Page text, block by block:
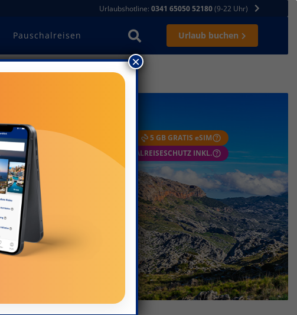
Urlaubshotline: 0341 65050 52180(9-22 Uhr)
Pauschalreisen Urlaub buchen
FLEXIBEL STORNIEREN
5 GB GRATIS eSIM
GARANTIE
PAUSCHALREISESCHUTZ INKL.
×